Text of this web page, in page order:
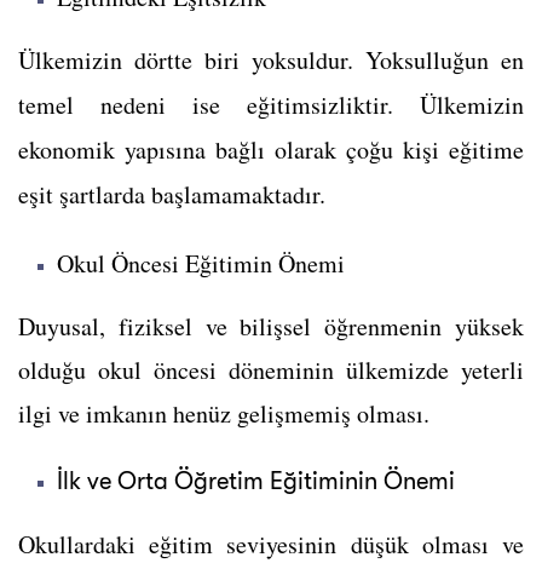
Ülkemizin dörtte biri yoksuldur. Yoksulluğun en
temel nedeni ise eğitimsizliktir. Ülkemizin
ekonomik yapısına bağlı olarak çoğu kişi eğitime
eşit şartlarda başlamamaktadır.
Okul Öncesi Eğitimin Önemi
Duyusal, fiziksel ve bilişsel öğrenmenin yüksek
olduğu okul öncesi döneminin ülkemizde yeterli
ilgi ve imkanın henüz gelişmemiş olması.
İlk ve Orta Öğretim Eğitiminin Önemi
Okullardaki eğitim seviyesinin düşük olması ve